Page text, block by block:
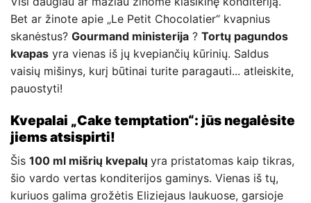
Bet ar žinote apie „Le Petit Chocolatier“ kvapnius
skanėstus? Gourmand ministerija ? Tortų pagundos
kvapas yra vienas iš jų kvepiančių kūrinių. Saldus
vaisių mišinys, kurį būtinai turite paragauti... atleiskite,
pauostyti!
Kvepalai „Cake temptation“: jūs negalėsite
jiems atsispirti!
Šis 100 ml mišrių kvepalų yra pristatomas kaip tikras,
šio vardo vertas konditerijos gaminys. Vienas iš tų,
kuriuos galima grožėtis Eliziejaus laukuose, garsioje